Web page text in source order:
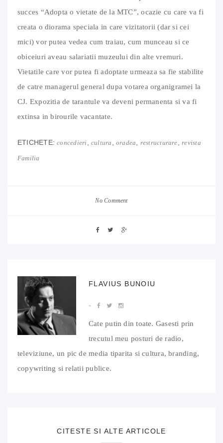
succes “Adopta o vietate de la MTC”, ocazie cu care va fi
creata o diorama speciala in care vizitatorii (dar si cei
mici) vor putea vedea cum traiau, cum munceau si ce
obiceiuri aveau salariatii muzeului din alte vremuri.
Vietatile care vor putea fi adoptate urmeaza sa fie stabilite
de catre managerul general dupa votarea organigramei la
CJ. Expozitia de tarantule va deveni permanenta si va fi
extinsa in birourile vacantate.
ETICHETE:concedieri cultura oradea restructurare ,revista
Familia
No Comment
FLAVIUS BUNOIU
Cate putin din toate. Gasesti prin
trecutul meu posturi de radio,
televiziune, un pic de media tiparita si cultura, branding,
copywriting si relatii publice.
CITESTE SI ALTE ARTICOLE